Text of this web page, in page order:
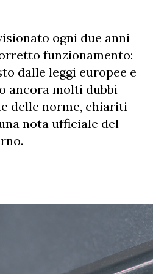
ogni due anni
funzionamento:
dalle leggi europee e
ancora molti dubbi
delle norme, chiariti
nota ufficiale del